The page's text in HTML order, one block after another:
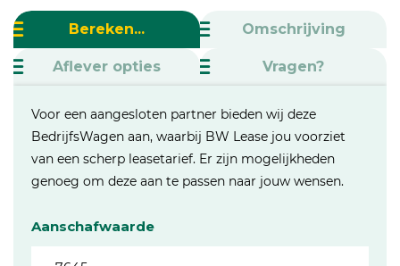
Bereken... Omschrijving
Aflever opties Vragen?
Voor een aangesloten partner bieden wij deze
BedrijfsWagen aan, waarbij BW Lease jou voorziet
van een scherp leasetarief. Er zijn mogelijkheden
genoeg om deze aan te passen naar jouw wensen.
Aanschafwaarde